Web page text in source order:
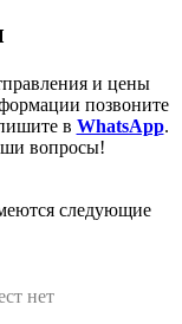
и цены
позвоните
в WhatsApp.
вопросы!
следующие
нет